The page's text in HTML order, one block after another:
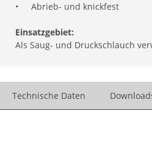
•
Abrieb- und knickfest
Einsatzgebiet:
Als Saug- und Druckschlauch
Technische Daten